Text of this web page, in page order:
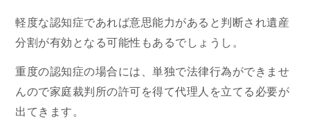
軽度な認知症であれば意思能力があると判断され遺産
分割が有効となる可能性もあるでしょうし。
重度の認知症の場合には、単独で法律行為ができませ
んので家庭裁判所の許可を得て代理人を立てる必要が
出てきます。